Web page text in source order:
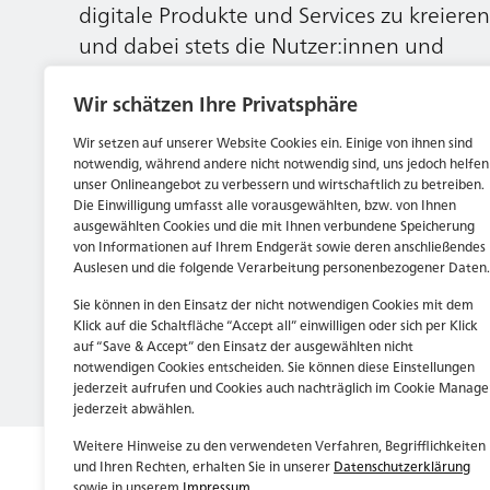
Wir schätzen Ihre Privatsphäre
Wir setzen auf unserer Website Cookies ein. Einige von ihnen sind
notwendig, während andere nicht notwendig sind, uns jedoch helfen
unser Onlineangebot zu verbessern und wirtschaftlich zu betreiben.
Die Einwilligung umfasst alle vorausgewählten, bzw. von Ihnen
ausgewählten Cookies und die mit Ihnen verbundene Speicherung
von Informationen auf Ihrem Endgerät sowie deren anschließendes
Auslesen und die folgende Verarbeitung personenbezogener Daten.
Sie können in den Einsatz der nicht notwendigen Cookies mit dem
Klick auf die Schaltfläche “Accept all” einwilligen oder sich per Klick
auf “Save & Accept” den Einsatz der ausgewählten nicht
notwendigen Cookies entscheiden. Sie können diese Einstellungen
jederzeit aufrufen und Cookies auch nachträglich im Cookie
jederzeit abwählen.
Weitere Hinweise zu den verwendeten Verfahren, Begrifflichkeiten
und Ihren Rechten, erhalten Sie in unsererDatenschutzerklärung
digitale Produkte und Services zu kreieren
und dabei stets die Nutzer:innen und
unsere Kund:innen im Auge behalten.
Jetzt bewerben